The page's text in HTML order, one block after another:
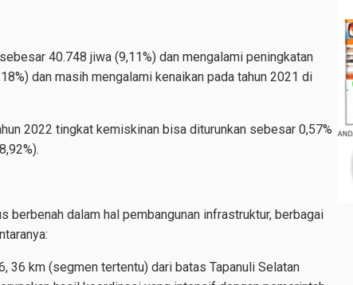
40.748 jiwa (9,11%) dan mengalami peningkatan
dan masih mengalami kenaikan pada tahun 2021 di
2022 tingkat kemiskinan bisa diturunkan sebesar 0,57%
berbenah dalam hal pembangunan infrastruktur, berbagai
36 km (segmen tertentu) dari batas Tapanuli Selatan